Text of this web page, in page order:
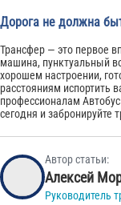
Дорога не должна
Трансфер — это первое
машина, пунктуальный
хорошем настроении,
расстояниям испортить
профессионалам
сегодня и забронируйте
Автор статьи:
Алексей
Руководитель